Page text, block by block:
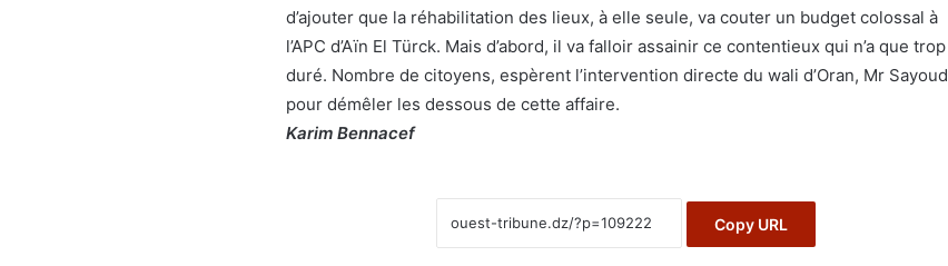
d’ajouter que la réhabilitation des lieux, à elle seule, va couter un budget colossal à
l’APC d’Aïn El Türck. Mais d’abord, il va falloir assainir ce contentieux qui n’a que trop
duré. Nombre de citoyens, espèrent l’intervention directe du wali d’Oran, Mr Sayoud
pour démêler les dessous de cette affaire.
Karim Bennacef
Copy URL